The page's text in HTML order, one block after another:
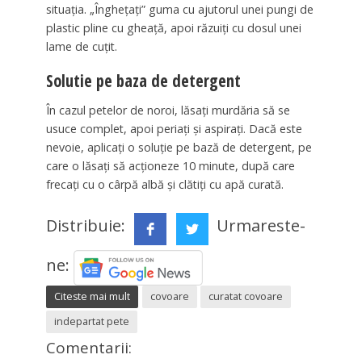
situaţia. „Îngheţaţi” guma cu ajutorul unei pungi de
plastic pline cu gheaţă, apoi răzuiţi cu dosul unei
lame de cuţit.
Solutie pe baza de detergent
În cazul petelor de noroi, lăsaţi murdăria să se
usuce complet, apoi periaţi şi aspiraţi. Dacă este
nevoie, aplicaţi o soluţie pe bază de detergent, pe
care o lăsaţi să acţioneze 10 minute, după care
frecaţi cu o cârpă albă şi clătiţi cu apă curată.
Distribuie:
Urmareste-
ne:
Citeste mai mult covoare
curatat covoare
indepartat pete
Comentarii: